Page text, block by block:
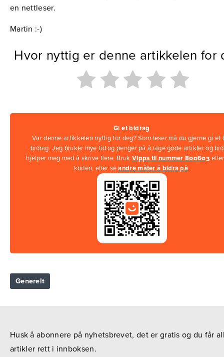
en nettleser.
Martin :-)
Hvor nyttig er denne artikkelen for
Gi et bidrag
Var denne artikkelen nyttig for deg? Som leser må du gjerne gi et
bidrag. Jeg bruker mye tid og penger på å lage gode artikler og
hjelper meg med å skrive flere. Bruk Vipps til nummer 800603
koden, eller seandre måter å bidra på.
Generelt
Husk å abonnere på nyhetsbrevet, det er gratis og du får
artikler rett i innboksen.